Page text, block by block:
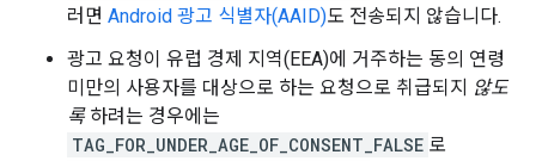
러면 Android 광고 식별자(AAID)도 전송되지 않습니다.
광고 요청이 유럽 경제 지역(EEA)에 거주하는 동의 연령
미만의 사용자를 대상으로 하는 요청으로 취급되지 않도
록하려는 경우에는
TAG_FOR_UNDER_AGE_OF_CONSENT_FALSE 로